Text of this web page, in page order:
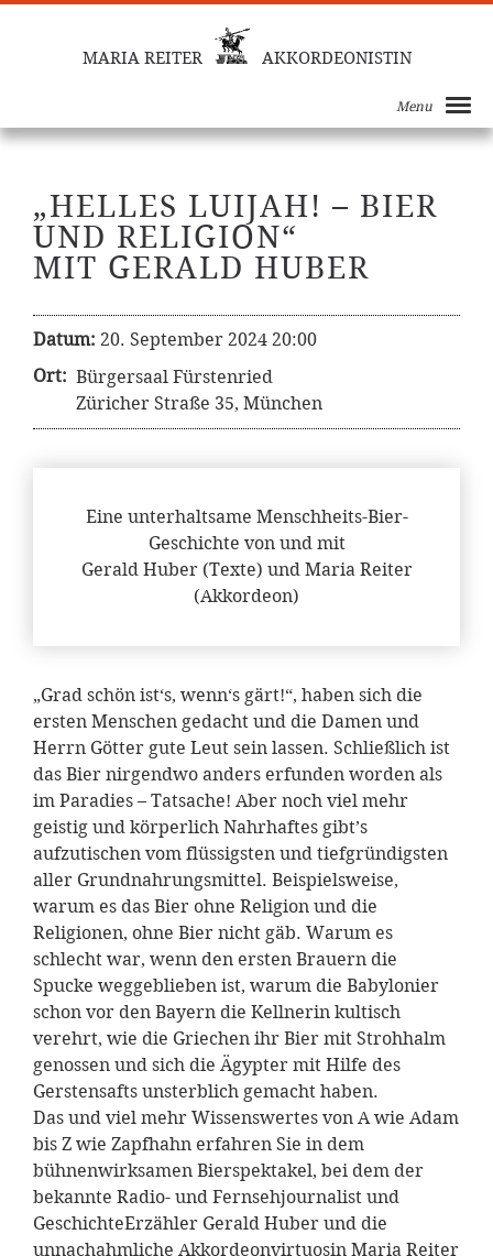
MARIA REITER AKKORDEONISTIN
Menu
„HELLES LUIJAH! – BIER
UND RELIGION“
MIT GERALD HUBER
Datum: 20. September 2024 20:00
Ort: Bürgersaal Fürstenried
Züricher Straße 35, München
Eine unterhaltsame Menschheits-Bier-
Geschichte von und mit
Gerald Huber (Texte) und Maria Reiter
(Akkordeon)
„Grad schön ist‘s, wenn‘s gärt!“, haben sich die
ersten Menschen gedacht und die Damen und
Herrn Götter gute Leut sein lassen. Schließlich ist
das Bier nirgendwo anders erfunden worden als
im Paradies – Tatsache! Aber noch viel mehr
geistig und körperlich Nahrhaftes gibt’s
aufzutischen vom flüssigsten und tiefgründigsten
aller Grundnahrungsmittel. Beispielsweise,
warum es das Bier ohne Religion und die
Religionen, ohne Bier nicht gäb. Warum es
schlecht war, wenn den ersten Brauern die
Spucke weggeblieben ist, warum die Babylonier
schon vor den Bayern die Kellnerin kultisch
verehrt, wie die Griechen ihr Bier mit Strohhalm
genossen und sich die Ägypter mit Hilfe des
Gerstensafts unsterblich gemacht haben.
Das und viel mehr Wissenswertes von A wie Adam
bis Z wie Zapfhahn erfahren Sie in dem
bühnenwirksamen Bierspektakel, bei dem der
bekannte Radio- und Fernsehjournalist und
GeschichteErzähler Gerald Huber und die
unnachahmliche Akkordeonvirtuosin Maria Reiter